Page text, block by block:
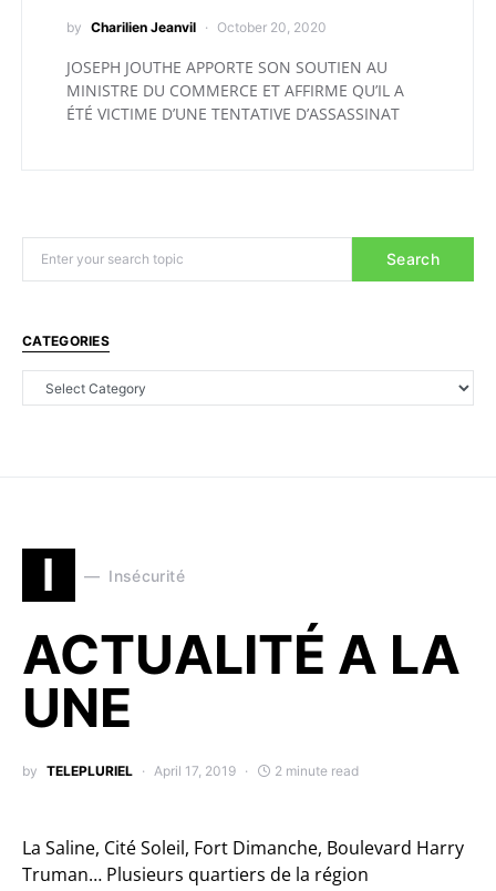
by Charilien Jeanvil October 20, 2020
JOSEPH JOUTHE APPORTE SON SOUTIEN AU
MINISTRE DU COMMERCE ET AFFIRME QU’IL A
ÉTÉ VICTIME D’UNE TENTATIVE D’ASSASSINAT
Search
CATEGORIES
I Insécurité
ACTUALITÉ A LA
UNE
by TELEPLURIEL April 17, 2019 2 minute read
La Saline, Cité Soleil, Fort Dimanche, Boulevard Harry
Truman… Plusieurs quartiers de la région